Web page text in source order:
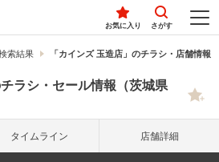
お気に入り さがす
索結果 「カインズ 玉造店」のチラシ・店舗情報
ラシ・セール情報（茨城県
タイム ライン 店舗詳細